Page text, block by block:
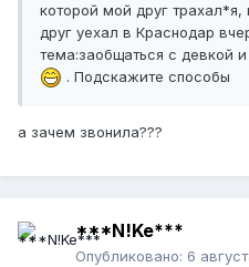
которой мой друг трахал*я,
друг уехал в Краснодар
тема:заобщаться с девкой
. Подскажите способы
а зачем звонила???
***N!Ke***
Опубликовано: 6